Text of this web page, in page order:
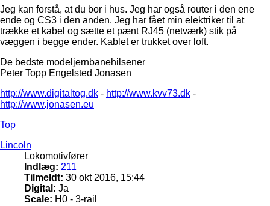
Jeg kan forstå, at du bor i hus. Jeg har også router i den ene
ende og CS3 i den anden. Jeg har fået min elektriker til at
trække et kabel og sætte et pænt RJ45 (netværk) stik på
væggen i begge ender. Kablet er trukket over loft.
De bedste modeljernbanehilsener
Peter Topp Engelsted Jonasen
http://www.digitaltog.dk - http://www.kvv73.dk -
http://www.jonasen.eu
Top
Lincoln
Lokomotivfører
Indlæg: 211
Tilmeldt: 30 okt 2016, 15:44
Digital: Ja
Scale: H0 - 3-rail